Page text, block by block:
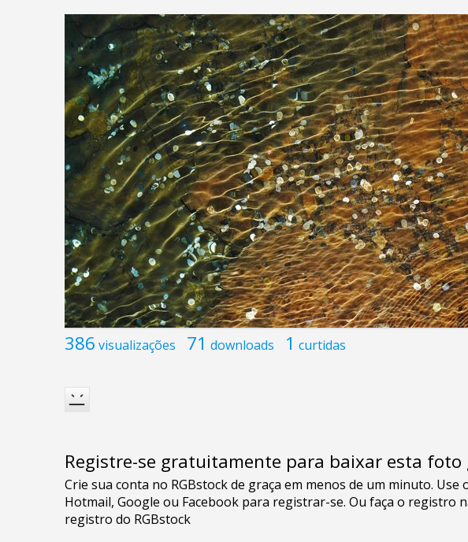
386 visualizações 71 downloads 1 curtidas
Registre-se gratuitamente para baixar esta